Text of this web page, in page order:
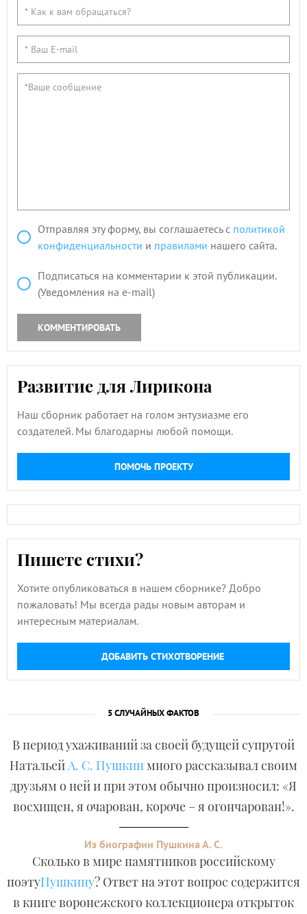
Отправляя эту форму, вы соглашаетесь с политикой
конфиденциальности и правилами нашего сайта.
Подписаться на комментарии к этой публикации.
(Уведомления на e-mail)
КОММЕНТИРОВАТЬ
Развитие для Лирикона
Наш сборник работает на голом энтузиазме его
создателей. Мы благодарны любой помощи.
ПОМОЧЬ ПРОЕКТУ
Пишете стихи?
Хотите опубликоваться в нашем сборнике? Добро
пожаловать! Мы всегда рады новым авторам и
интересным материалам.
ДОБАВИТЬ СТИХОТВОРЕНИЕ
5 СЛУЧАЙНЫХ ФАКТОВ
В период ухаживаний за своей будущей супругой
НатальейА. С. Пушкинмного рассказывал своим
друзьям о ней и при этом обычно произносил: «Я
восхищен, я очарован, короче – я огончарован!».
Из биографии Пушкина А. С.
Сколько в мире памятников российскому
поэтуПушкину? Ответ на этот вопрос содержится
в книге воронежского коллекционера открыток